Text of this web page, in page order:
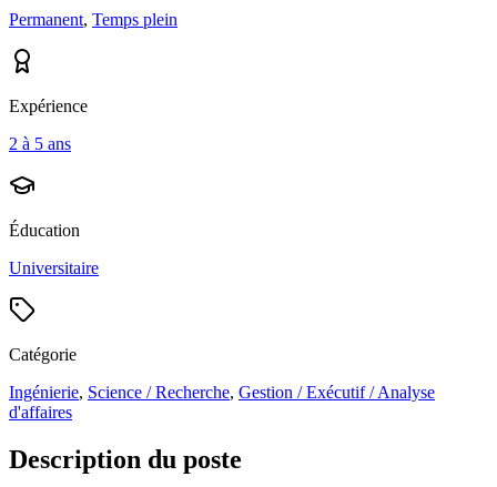
Permanent, Temps plein
Expérience
2 à 5 ans
Éducation
Universitaire
Catégorie
Ingénierie, Science / Recherche, Gestion / Exécutif / Analyse
d'affaires
Description du poste